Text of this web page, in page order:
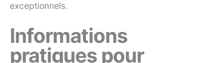
exceptionnels.
Informations
pratiques pour